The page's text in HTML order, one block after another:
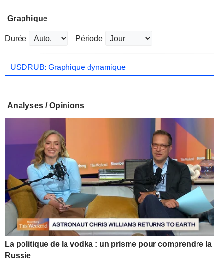
Graphique
Durée Période
USDRUB: Graphique dynamique
Analyses / Opinions
La politique de la vodka : un prisme pour comprendre la
Russie